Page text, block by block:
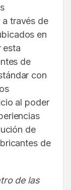
a través de
en
esta
de
con
al poder
de
de
de las